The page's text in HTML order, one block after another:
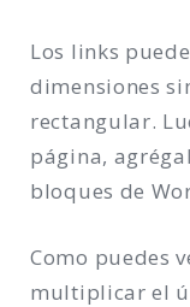
Los links
dimensiones
rectangular.
página,
bloques de
Como puedes
multiplicar el